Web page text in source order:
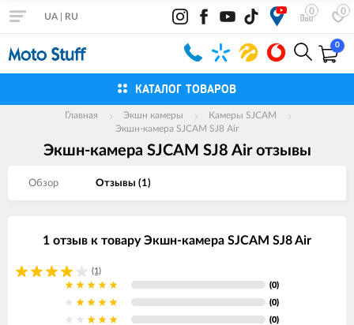
0 0
UA RU
0
КАТАЛОГ ТОВАРОВ
Главная Экшн камеры
Камеры SJCAM
Экшн-камера SJCAM SJ8 Air
Экшн-камера SJCAM SJ8 Air отзывы
Обзор Отзывы (1)
1 отзыв к товару Экшн-камера SJCAM SJ8 Air
(1)
(0)
(0)
(0)